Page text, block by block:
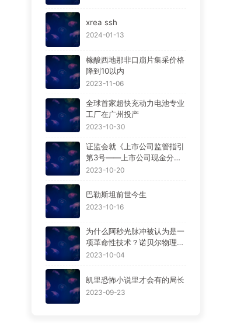
xrea ssh
2024-01-13
橼酸西地那非口崩片集采价格
降到10以内
2023-11-06
全球首家超快充动力电池专业
工厂在广州投产
2023-10-30
证监会就《上市公司监管指引
第3号——上市公司现金分红
（2023年修订）》等现金分
2023-10-20
巴勒斯坦前世今生
2023-10-16
为什么阿秒光脉冲被认为是一
项革命性技术？诺贝尔物理学
奖得主
2023-10-04
凯里恐怖小说里才会有的局长
2023-09-23